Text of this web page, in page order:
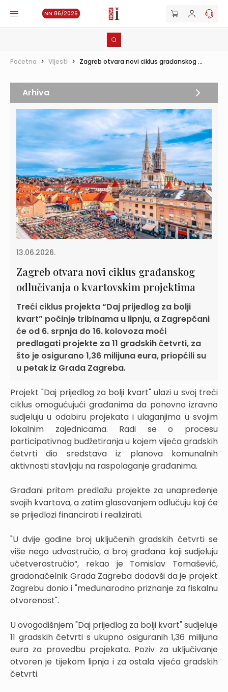
NN 86/2026
Početna > Vijesti > Zagreb otvara novi ciklus građanskog ...
13.06.2026.
Zagreb otvara novi ciklus građanskog
odlučivanja o kvartovskim projektima
Treći ciklus projekta “Daj prijedlog za bolji
kvart” počinje tribinama u lipnju, a Zagrepčani
će od 6. srpnja do 16. kolovoza moći
predlagati projekte za 11 gradskih četvrti, za
što je osigurano 1,36 milijuna eura, priopćili su
u petak iz Grada Zagreba.
Projekt "Daj prijedlog za bolji kvart" ulazi u svoj treći
ciklus omogućujući građanima da ponovno izravno
sudjeluju u odabiru projekata i ulaganjima u svojim
lokalnim zajednicama. Radi se o procesu
participativnog budžetiranja u kojem vijeća gradskih
četvrti dio sredstava iz planova komunalnih
aktivnosti stavljaju na raspolaganje građanima.
Građani pritom predlažu projekte za unapređenje
svojih kvartova, a zatim glasovanjem odlučuju koji će
se prijedlozi financirati i realizirati.
"U dvije godine broj uključenih gradskih četvrti se
više nego udvostručio, a broj građana koji sudjeluju
učetverostručio“, rekao je Tomislav Tomašević,
gradonačelnik Grada Zagreba dodavši da je projekt
Zagrebu donio i "međunarodno priznanje za fiskalnu
otvorenost".
U ovogodišnjem "Daj prijedlog za bolji kvart" sudjeluje
11 gradskih četvrti s ukupno osiguranih 1,36 milijuna
eura za provedbu projekata. Poziv za uključivanje
otvoren je tijekom lipnja i za ostala vijeća gradskih
četvrti.
Arhiva